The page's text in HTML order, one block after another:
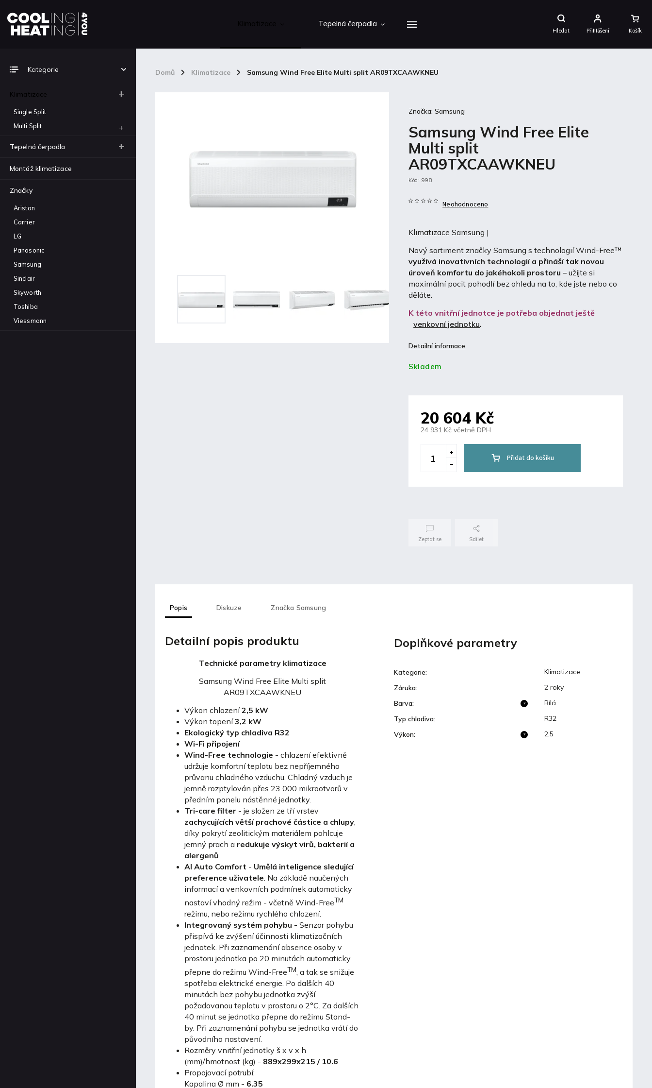
Hledat
Nákupní
Košík
Přihlášení
Tepelná čerpadla
Domů / Klimatizace / Samsung Wind Free Elite Multi split AR09TXCAAWKNEU
Kategorie
Klimatizace
Single Split
Multi Split
Tepelná čerpadla
Montáž klimatizace
Značky
Ariston
Carrier
LG
Panasonic
Samsung
Sinclair
Skyworth
Toshiba
Viessmann
split 42QHB024D8SP +
38 100 Kč
Carrier SensatION™ single
38QHG018D8SP
31 242 Kč
Carrier SensatION™ single
Carrier SensatION™ single
38QHG009D8SP
Toshiba tepelné čerpadlo
195 100 Kč
Samsung Wind Free Elite
Multi split
AR09TXCAAWKNEU
Kód: 998
Neohodnoceno
Klimatizace Samsung |
Nový sortiment značky Samsung s technologií Wind-Free™
využívá inovativních technologií a přináší tak novou
úroveň komfortu do jakéhokoli prostoru – užijte si
maximální pocit pohodlí bez ohledu na to, kde jste nebo co
děláte.
K této vnitřní jednotce je potřeba objednat ještě
venkovní jednotku.
Detailní informace
Značka:Samsung
Skladem
20 604 Kč
24 931 Kč včetně DPH
Přidat do košíku
Zeptat se Sdílet
Popis Diskuze Značka Samsung
Detailní popis produktu
Technické parametry klimatizace
Samsung Wind Free Elite Multi split
AR09TXCAAWKNEU
Výkon chlazení2,5 kW
Výkon topení3,2 kW
Ekologický typ chladiva R32
Wi-Fi připojení
Wind-Free technologie - chlazení efektivně
udržuje komfortní teplotu bez nepříjemného
průvanu chladného vzduchu. Chladný vzduch je
jemně rozptylován přes 23 000 mikrootvorů v
předním panelu nástěnné jednotky.
Tri-care filter - je složen ze tří vrstev
zachycujících větší prachové částice a chlupy
díky pokrytí zeolitickým materiálem pohlcuje
jemný prach a redukuje výskyt virů, bakterií a
alergenů
AI Auto Comfort - Umělá inteligence sledující
preference uživatele . Na základě naučených
informací a venkovních podmínek automaticky
nastaví vhodný režim - včetně Wind-FreeTM
režimu, nebo režimu rychlého chlazení.
Integrovaný systém pohybu - Senzor pohybu
přispívá ke zvýšení účinnosti klimatizačních
jednotek. Při zaznamenání absence osoby v
prostoru jednotka po 20 minutách automaticky
přepne do režimu Wind-FreeTM, a tak se snižuje
spotřeba elektrické energie. Po dalších 40
minutách bez pohybu jednotka zvýší
požadovanou teplotu v prostoru o 2°C. Za dalších
40 minut se jednotka přepne do režimu Stand-
by. Při zaznamenání pohybu se jednotka vrátí do
původního nastavení.
Rozměry vnitřní jednotky š x v x h
(mm)/hmotnost (kg) - 889x299x215 / 10.6
Propojovací potrubí:
Kapalina Ø mm - 6.35
Doplňkové parametry
Kategorie:
Klimatizace
Záruka: 2 roky
?
Barva:
Bílá
Typ chladiva: R32
?
Výkon: 2,5